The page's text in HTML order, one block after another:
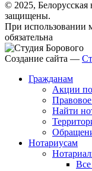
© 2025, Белорусская
защищены.
При использовании
обязательна
Создание сайта —
Гражданам
Акции по
Найти
Нотариусам